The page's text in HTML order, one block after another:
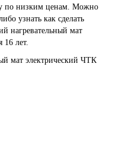
по низким ценам. Можно
узнать как сделать
нагревательный мат
лет.
мат электрический ЧТК